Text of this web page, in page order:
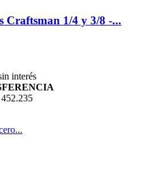
Craftsman 1/4 y 3/8 -...
interés